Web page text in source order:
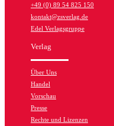
+49 (0) 89 54 825 150
kontakt@zsverlag.de
Edel Verlagsgruppe
Verlag
Über Uns
Handel
Vorschau
Presse
Rechte und Lizenzen